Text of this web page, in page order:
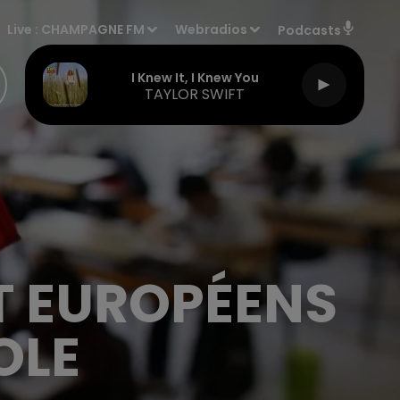
Live : CHAMPAGNE FM Webradios Podcasts
I Knew It, I Knew You
TAYLOR SWIFT